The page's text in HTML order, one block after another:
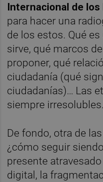
Internacional de los
para hacer una
de los estos. Qué
sirve, qué marcos
proponer, qué
ciudadanía (qué
ciudadanías)… Las
siempre irresolubles.
De fondo, otra de
¿cómo seguir
presente
digital, la